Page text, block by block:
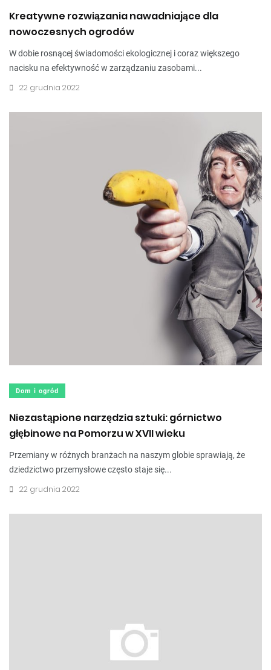
Kreatywne rozwiązania nawadniające dla
nowoczesnych ogrodów
W dobie rosnącej świadomości ekologicznej i coraz większego
nacisku na efektywność w zarządzaniu zasobami...
22 grudnia 2022
Dom i ogród
Niezastąpione narzędzia sztuki: górnictwo
głębinowe na Pomorzu w XVII wieku
Przemiany w różnych branżach na naszym globie sprawiają, że
dziedzictwo przemysłowe często staje się...
22 grudnia 2022